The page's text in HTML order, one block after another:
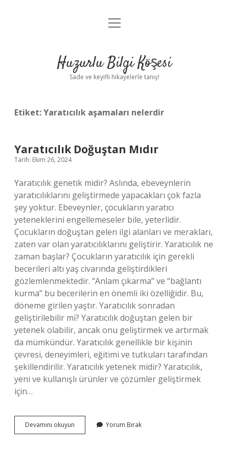
Anasayfa
Yasal Uyarı
menüyü
Huzurlu Bilgi Köşesi
Sade ve keyifli hikayelerle tanış!
Etiket:Yaratıcılık aşamaları nelerdir
Yaratıcılık Doğuştan Mıdır
Tarih: Ekim 26, 2024
Yaratıcılık genetik midir? Aslında, ebeveynlerin
yaratıcılıklarını geliştirmede yapacakları çok fazla
şey yoktur. Ebeveynler, çocukların yaratıcı
yeteneklerini engellemeseler bile, yeterlidir.
Çocukların doğuştan gelen ilgi alanları ve merakları,
zaten var olan yaratıcılıklarını geliştirir. Yaratıcılık ne
zaman başlar? Çocukların yaratıcılık için gerekli
becerileri altı yaş civarında geliştirdikleri
gözlemlenmektedir. “Anlam çıkarma” ve “bağlantı
kurma” bu becerilerin en önemli iki özelliğidir. Bu,
döneme girilen yaştır. Yaratıcılık sonradan
geliştirilebilir mi? Yaratıcılık doğuştan gelen bir
yetenek olabilir, ancak onu geliştirmek ve artırmak
da mümkündür. Yaratıcılık genellikle bir kişinin
çevresi, deneyimleri, eğitimi ve tutkuları tarafından
şekillendirilir. Yaratıcılık yetenek midir? Yaratıcılık,
yeni ve kullanışlı ürünler ve çözümler geliştirmek
için…
Devamını okuyun Yaratıcılık
Doğuştan
Yorum Bırak